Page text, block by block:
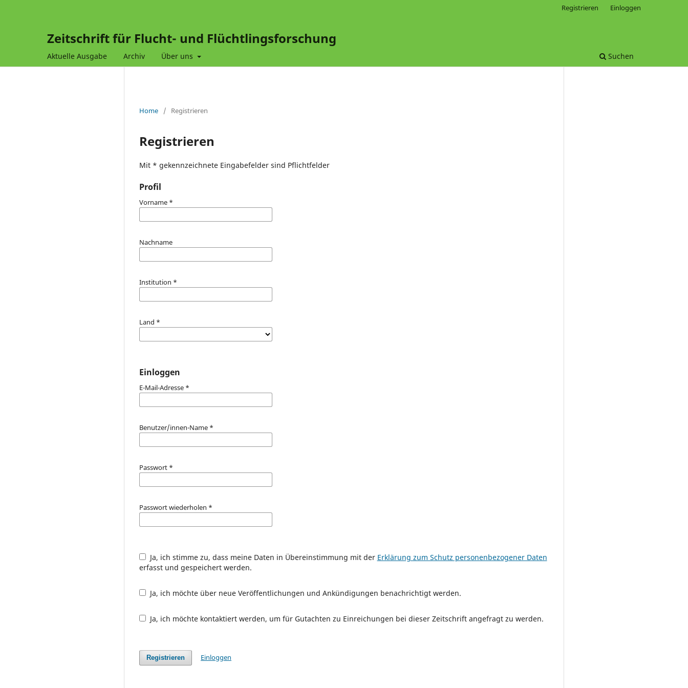
Zeitschrift für Flucht- und Flüchtlingsforschung
Aktuelle Ausgabe Archiv Über uns Suchen
Registrieren Einloggen
Home / Registrieren
Registrieren
Mit * gekennzeichnete Eingabefelder sind Pflichtfelder
Profil
Vorname *
Nachname
Institution *
Land *
Einloggen
E-Mail-Adresse *
Benutzer/innen-Name *
Passwort *
Passwort wiederholen *
Ja, ich stimme zu, dass meine Daten in Übereinstimmung mit der Erklärung zum Schutz personenbezogener Daten
erfasst und gespeichert werden.
Ja, ich möchte über neue Veröffentlichungen und Ankündigungen benachrichtigt werden.
Ja, ich möchte kontaktiert werden, um für Gutachten zu Einreichungen bei dieser Zeitschrift angefragt zu werden.
Registrieren Einloggen